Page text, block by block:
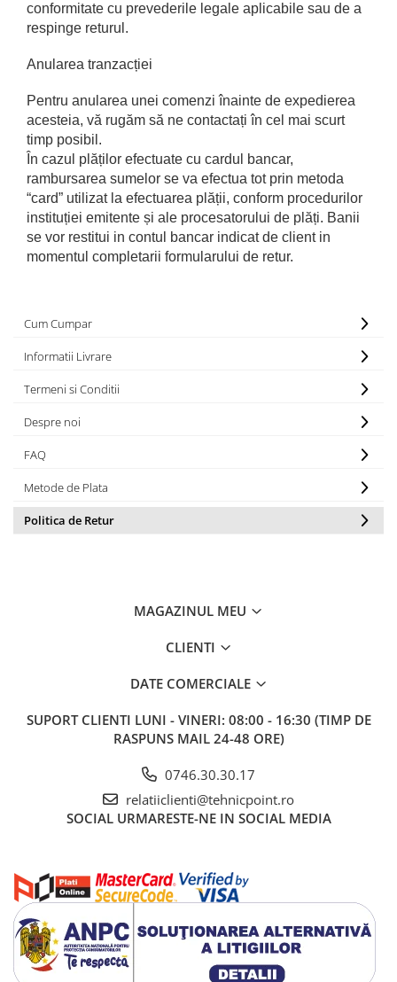
conformitate cu prevederile legale aplicabile sau de a
respinge returul.
Anularea tranzacției
Pentru anularea unei comenzi înainte de expedierea
acesteia, vă rugăm să ne contactați în cel mai scurt
timp posibil.
În cazul plăților efectuate cu cardul bancar,
rambursarea sumelor se va efectua tot prin metoda
“card” utilizat la efectuarea plății, conform procedurilor
instituției emitente și ale procesatorului de plăți. Banii
se vor restitui in contul bancar indicat de client in
momentul completarii formularului de retur.
Cum Cumpar
Informatii Livrare
Termeni si Conditii
Despre noi
FAQ
Metode de Plata
Politica de Retur
MAGAZINUL MEU
CLIENTI
DATE COMERCIALE
SUPORT CLIENTI LUNI - VINERI: 08:00 - 16:30 (TIMP DE
RASPUNS MAIL 24-48 ORE)
0746.30.30.17
relatiiclienti@tehnicpoint.ro
SOCIAL URMARESTE-NE IN SOCIAL MEDIA